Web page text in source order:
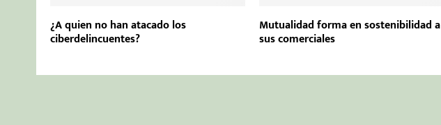
¿A quien no han atacado los
ciberdelincuentes?
Mutualidad forma en sostenibilidad a
sus comerciales